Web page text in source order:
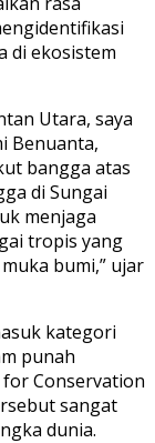
di ekosistem
Utara, saya
Benuanta,
bangga atas
di Sungai
menjaga
tropis yang
bumi,” ujar
kategori
punah
Conservation
sangat
dunia.